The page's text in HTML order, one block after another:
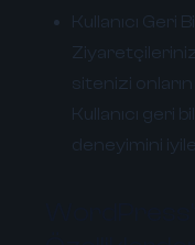
Kullanıcı Geri
sitenizi
Kullanıcı geri
deneyimini